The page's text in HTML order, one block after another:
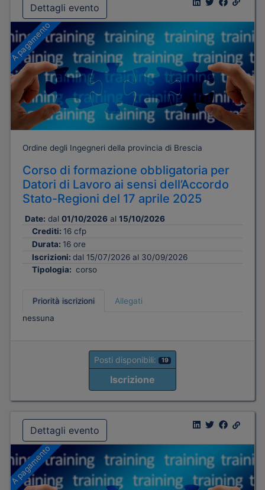
Dettagli evento
A pagamento
Ordine degli Ingegneri della provincia di Brescia
Corso di formazione obbligatoria per
Datori di Lavoro ai sensi dell’Accordo
Stato-Regioni del 17 aprile 2025
Date: dal 01/10/2026 al 15/10/2026
Crediti: 16 cfp
Durata: 16 ore
Iscrizioni: dal 15/07/2026 al 30/09/2026
Tipologia: corso
Priorità iscrizioni
Allegati
nessuna
Posti disponibili: 19
Iscrizione
Dettagli evento
A pagamento